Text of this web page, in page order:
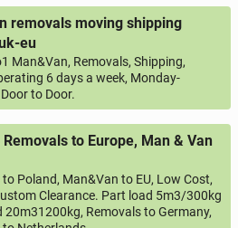
removals moving shipping
eu
Man&Van, Removals, Shipping,
6 days a week, Monday-
to Door.
Removals to Europe, Man & Van
to Poland, Man&Van to EU, Low Cost,
Clearance. Part load 5m3/300kg
20m31200kg, Removals to Germany,